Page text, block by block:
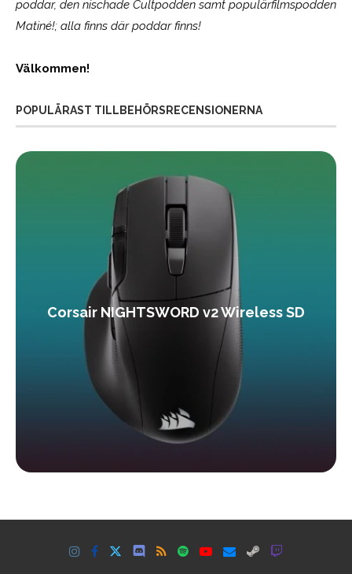
poddar, den nischade Cultpodden samt populärfilmspodden
Matiné!; alla finns där poddar finns!
Välkommen!
POPULÄRAST TILLBEHÖRSRECENSIONERNA
Corsair NIGHTSWORD v2 Wireless SD